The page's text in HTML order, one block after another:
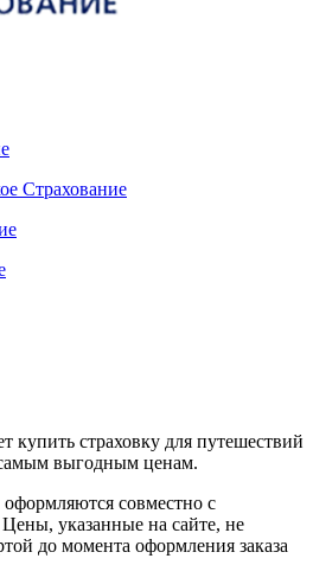
купить страховку для путешествий
выгодным ценам.
оформляются совместно с
указанные на сайте, не
до момента оформления заказа